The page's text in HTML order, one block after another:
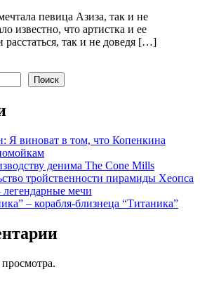
певица Азиза, так и не
известно, что артистка и ее
так и не доведя […]
Поиск
Я виноват в том, что Копенкина
денима The Cone Mills
тройственности пирамиды Хеопса
мечи
– корабля-близнеца “Титаника”